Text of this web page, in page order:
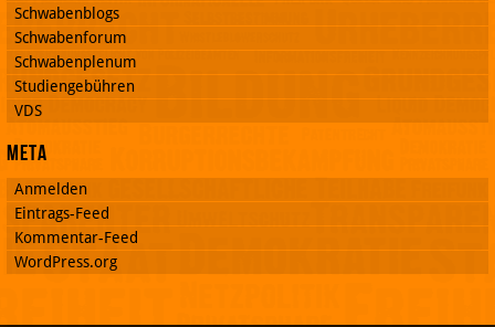
Schwabenblogs
Schwabenforum
Schwabenplenum
Studiengebühren
VDS
Meta
Anmelden
Eintrags-Feed
Kommentar-Feed
WordPress.org